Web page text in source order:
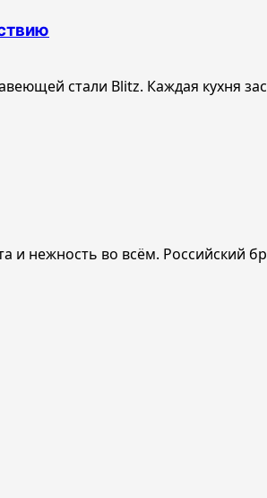
стали Blitz. Каждая кухня
нежность во всём. Российский